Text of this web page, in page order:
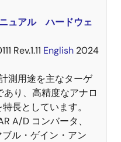
ュアル ハードウェ
Rev.1.11 English 2024
測用途を主なターゲ
あり、高精度なアナロ
長としています。
A/D コンバータ、
ル・ゲイン・アン